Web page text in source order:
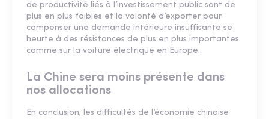
de productivité liés à l’investissement public sont de
plus en plus faibles et la volonté d’exporter pour
compenser une demande intérieure insuffisante se
heurte à des résistances de plus en plus importantes
comme sur la voiture électrique en Europe.
La Chine sera moins présente dans
nos allocations
En conclusion, les difficultés de l’économie chinoise